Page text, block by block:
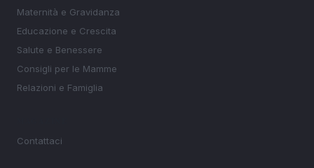
Maternità e Gravidanza
Educazione e Crescita
Salute e Benessere
Consigli per le Mamme
Relazioni e Famiglia
Contattaci